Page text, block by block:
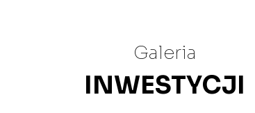
Galeria
INWESTYCJI